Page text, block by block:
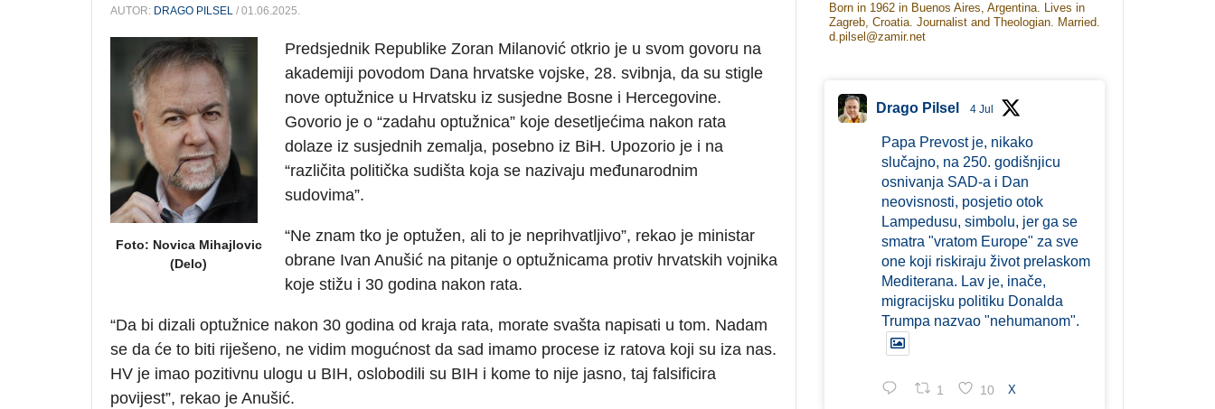
AUTOR: DRAGO PILSEL / 01.06.2025.
Foto: Novica Mihajlovic
(Delo)
Predsjednik Republike Zoran Milanović otkrio je u svom govoru na
akademiji povodom Dana hrvatske vojske, 28. svibnja, da su stigle
nove optužnice u Hrvatsku iz susjedne Bosne i Hercegovine.
Govorio je o “zadahu optužnica” koje desetljećima nakon rata
dolaze iz susjednih zemalja, posebno iz BiH. Upozorio je i na
“različita politička sudišta koja se nazivaju međunarodnim
sudovima”.
“Ne znam tko je optužen, ali to je neprihvatljivo”, rekao je ministar
obrane Ivan Anušić na pitanje o optužnicama protiv hrvatskih vojnika
koje stižu i 30 godina nakon rata.
“Da bi dizali optužnice nakon 30 godina od kraja rata, morate svašta napisati u tom. Nadam
se da će to biti riješeno, ne vidim mogućnost da sad imamo procese iz ratova koji su iza nas.
HV je imao pozitivnu ulogu u BIH, oslobodili su BIH i kome to nije jasno, taj falsificira
povijest”, rekao je Anušić.
Born in 1962 in Buenos Aires, Argentina. Lives in
Zagreb, Croatia. Journalist and Theologian. Married.
d.pilsel@zamir.net
Drago Pilsel 4 Jul
Papa Prevost je, nikako
slučajno, na 250. godišnjicu
osnivanja SAD-a i Dan
neovisnosti, posjetio otok
Lampedusu, simbolu, jer ga se
smatra "vratom Europe" za sve
one koji riskiraju život prelaskom
Mediterana. Lav je, inače,
migracijsku politiku Donalda
Trumpa nazvao "nehumanom".
1 10 X